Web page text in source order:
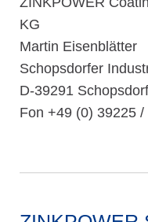
KG
Martin Eisenblätter
Schopsdorfer
D-39291 Schopsdorf
Fon +49 (0) 39225 /